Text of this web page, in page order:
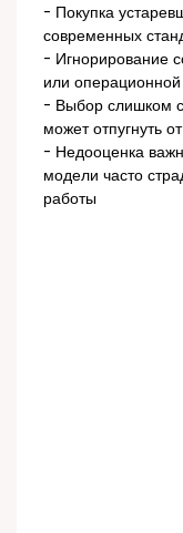
- Покупка
современных
- Игнорирование
или
- Выбор слишком
может отпугнуть
- Недооценка
модели часто
работы